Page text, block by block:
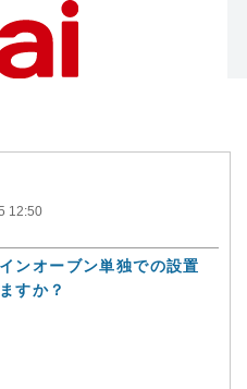
12:50
ンオーブン単独での設置
すか？